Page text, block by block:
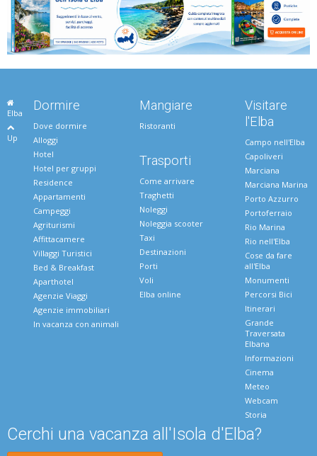
Elba
Up
Dormire
Dove dormire
Alloggi
Hotel
Hotel per gruppi
Residence
Appartamenti
Campeggi
Agriturismi
Affittacamere
Villaggi Turistici
Bed & Breakfast
Aparthotel
Agenzie Viaggi
Agenzie immobiliari
In vacanza con animali
Mangiare
Ristoranti
Trasporti
Come arrivare
Traghetti
Noleggi
Noleggia scooter
Taxi
Destinazioni
Porti
Voli
Elba online
Visitare
l'Elba
Campo nell'Elba
Capoliveri
Marciana
Marciana Marina
Porto Azzurro
Portoferraio
Rio Marina
Rio nell'Elba
Cose da fare
all'Elba
Monumenti
Percorsi Bici
Itinerari
Grande
Traversata
Elbana
Informazioni
Cinema
Meteo
Webcam
Storia
Cerchi una vacanza all'Isola d'Elba?